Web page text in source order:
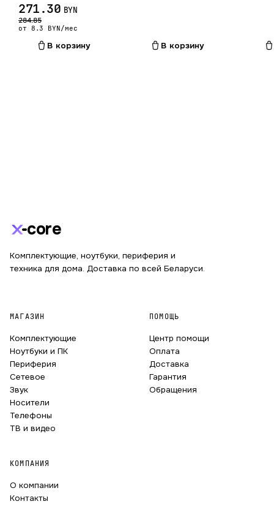
271.30 BYN
284.85
от 8.3 BYN/мес
В корзину В корзину
core
Комплектующие, ноутбуки, периферия и
техника для дома. Доставка по всей Беларуси.
МАГАЗИН
Комплектующие
Ноутбуки и ПК
Периферия
Сетевое
Звук
Носители
Телефоны
ТВ и видео
ПОМОЩЬ
Центр помощи
Оплата
Доставка
Гарантия
Обращения
КОМПАНИЯ
О компании
Контакты